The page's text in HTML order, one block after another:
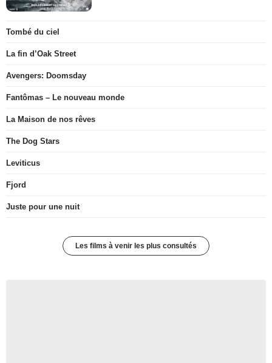
Tombé du ciel
La fin d’Oak Street
Avengers: Doomsday
Fantômas – Le nouveau monde
La Maison de nos rêves
The Dog Stars
Leviticus
Fjord
Juste pour une nuit
Les films à venir les plus consultés